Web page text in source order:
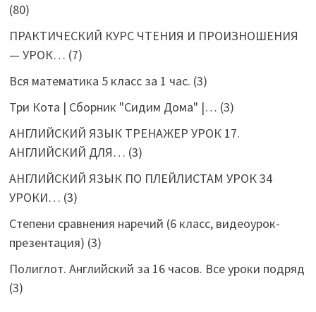
(80)
ПРАКТИЧЕСКИЙ КУРС ЧТЕНИЯ И ПРОИЗНОШЕНИЯ
— УРОК… (7)
Вся математика 5 класс за 1 час. (3)
Три Кота | Сборник "Сидим Дома" |… (3)
АНГЛИЙСКИЙ ЯЗЫК ТРЕНАЖЕР УРОК 17.
АНГЛИЙСКИЙ ДЛЯ… (3)
АНГЛИЙСКИЙ ЯЗЫК ПО ПЛЕЙЛИСТАМ УРОК 34
УРОКИ… (3)
Степени сравнения наречий (6 класс, видеоурок-
презентация) (3)
Полиглот. Английский за 16 часов. Все уроки подряд
(3)